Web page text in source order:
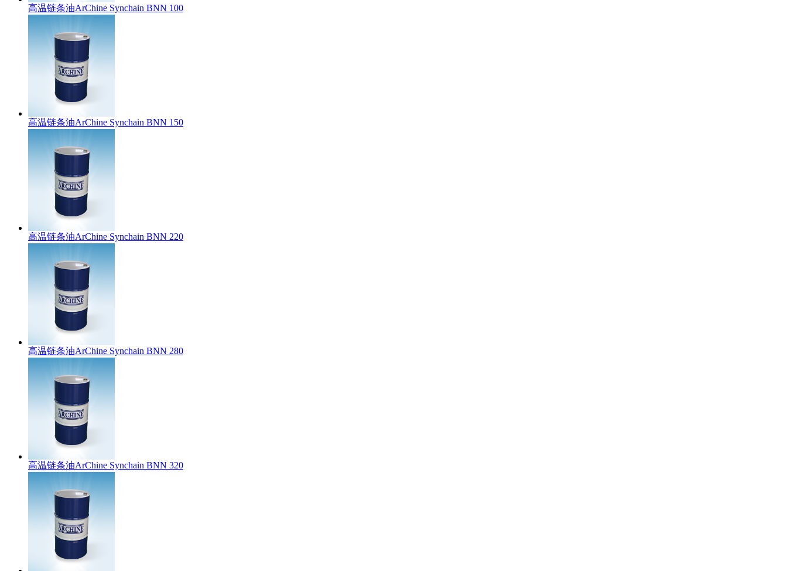
高温链条油ArChine Synchain BNN 100
高温链条油ArChine Synchain BNN 150
高温链条油ArChine Synchain BNN 220
高温链条油ArChine Synchain BNN 280
高温链条油ArChine Synchain BNN 320